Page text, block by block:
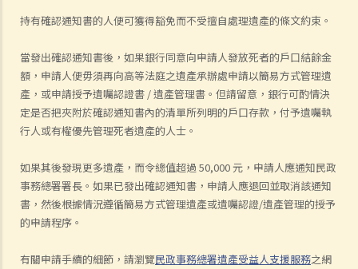
持有確認通知書的人便可獲得豁免而不受擅自處理遺產的條文約束。
當發出確認通知書後，如果銀行同意向申請人發放死者的戶口結餘金
額，申請人便毋須再向高等法庭之遺產承辦處申請以簡易方式管理遺
產，或申請授予遺囑認證書 / 遺產管理書。但請留意，銀行可酌情決
定是否把夾附於確認通知書內的清單所列明的戶口存款，付予遺囑執
行人或有權優先管理死者遺產的人士。
如果其後發現更多遺產，而令總值超過 50,000 元，申請人應通知民政
事務總署署長。如果已發出確認通知書，申請人應退回並取消該通知
書，然後根據情況遵循簡易方式管理遺產或遺囑認證/遺產管理的授予
的申請程序。
有關申請手續的細節，請瀏覽民政事務總署遺產受益人支援服務之網